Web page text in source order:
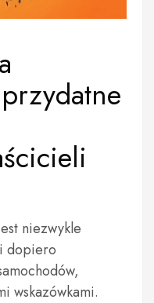
niezwykle
dopiero
wskazówkami.